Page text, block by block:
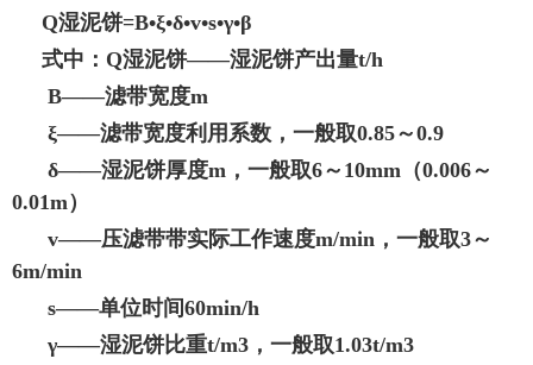
Q湿泥饼=B•ξ•δ•v•s•γ•β
式中：Q湿泥饼——湿泥饼产出量t/h
B——滤带宽度m
ξ——滤带宽度利用系数，一般取0.85～0.9
δ——湿泥饼厚度m，一般取6～10mm（0.006～
0.01m）
v——压滤带带实际工作速度m/min，一般取3～
6m/min
s——单位时间60min/h
γ——湿泥饼比重t/m3，一般取1.03t/m3